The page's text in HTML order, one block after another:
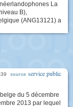
La
B),
(ANG13121) a
source service public
du 5 décembre
2013 par lequel